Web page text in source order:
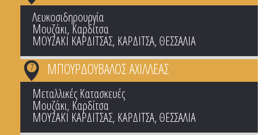
Λευκοσιδηρουργία
Μουζάκι, Καρδίτσα
ΜΟΥΖΑΚΙ ΚΑΡΔΙΤΣΑΣ, ΚΑΡΔΙΤΣΑ, ΘΕΣΣΑΛΙΑ
ΜΠΟΥΡΔΟYΒΑΛΟΣ ΑΧΙΛΛΕΑΣ
7
Μεταλλικές Κατασκευές
Μουζάκι, Καρδίτσα
ΜΟΥΖΑΚΙ ΚΑΡΔΙΤΣΑΣ, ΚΑΡΔΙΤΣΑ, ΘΕΣΣΑΛΙΑ